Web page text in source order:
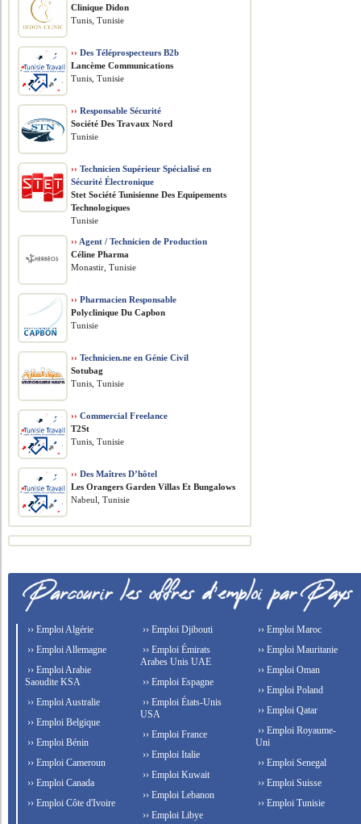
Clinique Didon
Tunis, Tunisie
›› Des Téléprospecteurs B2b
Lancème Communications
Tunis, Tunisie
›› Responsable Sécurité
Société Des Travaux Nord
Tunisie
›› Technicien Supérieur Spécialisé en
Sécurité Électronique
Stet Société Tunisienne Des Equipements
Technologiques
Tunisie
›› Agent / Technicien de Production
Céline Pharma
Monastir, Tunisie
›› Pharmacien Responsable
Polyclinique Du Capbon
Tunisie
›› Technicien.ne en Génie Civil
Sotubag
Tunis, Tunisie
›› Commercial Freelance
T2St
Tunis, Tunisie
›› Des Maîtres D’hôtel
Les Orangers Garden Villas Et Bungalows
Nabeul, Tunisie
›› Emploi Algérie
›› Emploi Allemagne
›› Emploi Arabie
Saoudite KSA
›› Emploi Australie
›› Emploi Belgique
›› Emploi Bénin
›› Emploi Cameroun
›› Emploi Canada
›› Emploi Côte d'Ivoire
›› Emploi Djibouti
›› Emploi Émirats
Arabes Unis UAE
›› Emploi Espagne
›› Emploi États-Unis
USA
›› Emploi France
›› Emploi Italie
›› Emploi Kuwait
›› Emploi Lebanon
›› Emploi Libye
›› Emploi Maroc
›› Emploi Mauritanie
›› Emploi Oman
›› Emploi Poland
›› Emploi Qatar
›› Emploi Royaume-
Uni
›› Emploi Senegal
›› Emploi Suisse
›› Emploi Tunisie